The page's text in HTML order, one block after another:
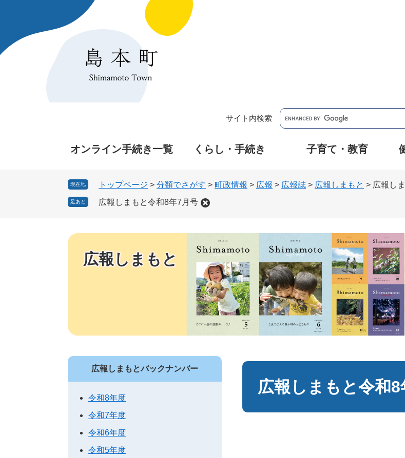
先
を
サイト内検索
オンライン手続き一覧 くらし・手続き 子育て・教育
現在地 トップページ > 分類でさがす > 町政情報 > 広報 > 広報誌 > 広報しまもと > 広報し
足あと 広報しまもと令和8年7月号
広報しまもと
広報しまもと令和8
広報しまもとバックナンバー
令和8年度
令和7年度
令和6年度
令和5年度